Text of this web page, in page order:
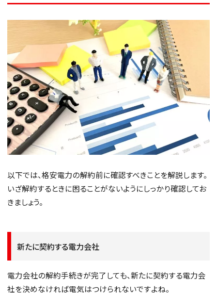
以下では、格安電力の解約前に確認すべきことを解説します。
いざ解約するときに困ることがないようにしっかり確認してお
きましょう。
新たに契約する電力会社
電力会社の解約手続きが完了しても、新たに契約する電力会
社を決めなければ電気はつけられないですよね。